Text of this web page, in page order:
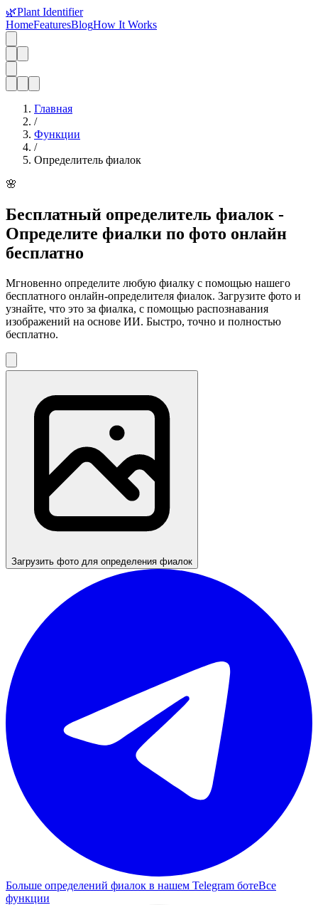
🌿Plant Identifier
HomeFeaturesBlogHow It Works
Главная
/
Функции
/
Определитель фиалок
🌸
Бесплатный определитель фиалок -
Определите фиалки по фото онлайн
бесплатно
Мгновенно определите любую фиалку с помощью нашего
бесплатного онлайн-определителя фиалок. Загрузите фото и
узнайте, что это за фиалка, с помощью распознавания
изображений на основе ИИ. Быстро, точно и полностью
бесплатно.
Загрузить фото для определения фиалок
Больше определений фиалок в нашем Telegram ботеВсе
функции